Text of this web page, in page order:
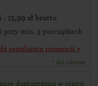
: 15,99 zł brutto
przy min. 3 pieczątkach
regulamin promocji »
* dni robocze
dostarczona w ciągu